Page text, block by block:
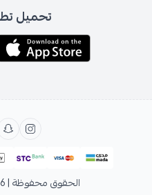
تحميل
الحقوق محفوظة | 2026